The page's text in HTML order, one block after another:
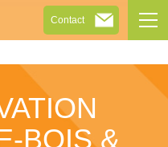
Contact
BOIS &